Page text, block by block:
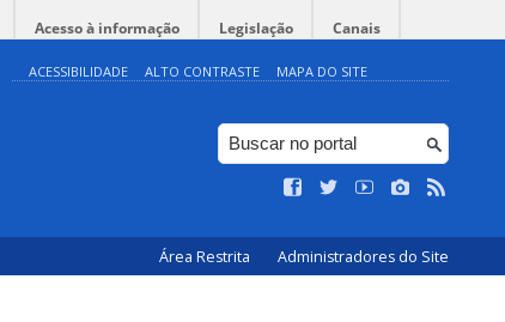
Acesso à informação Legislação Canais
ACESSIBILIDADE ALTO CONTRASTE MAPA DO SITE
Área Restrita Administradores do Site